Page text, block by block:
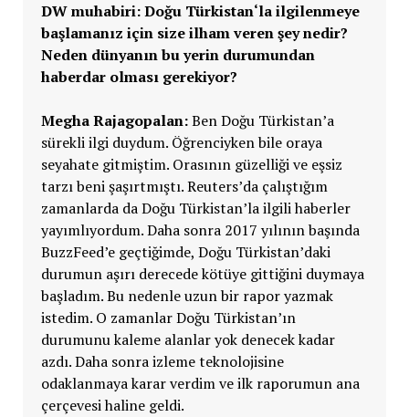
DW muhabiri: Doğu Türkistan‘la ilgilenmeye
başlamanız için size ilham veren şey nedir?
Neden dünyanın bu yerin durumundan
haberdar olması gerekiyor?
Megha Rajagopalan:Ben Doğu Türkistan’a
sürekli ilgi duydum. Öğrenciyken bile oraya
seyahate gitmiştim. Orasının güzelliği ve eşsiz
tarzı beni şaşırtmıştı. Reuters’da çalıştığım
zamanlarda da Doğu Türkistan’la ilgili haberler
yayımlıyordum. Daha sonra 2017 yılının başında
BuzzFeed’e geçtiğimde, Doğu Türkistan’daki
durumun aşırı derecede kötüye gittiğini duymaya
başladım. Bu nedenle uzun bir rapor yazmak
istedim. O zamanlar Doğu Türkistan’ın
durumunu kaleme alanlar yok denecek kadar
azdı. Daha sonra izleme teknolojisine
odaklanmaya karar verdim ve ilk raporumun ana
çerçevesi haline geldi.